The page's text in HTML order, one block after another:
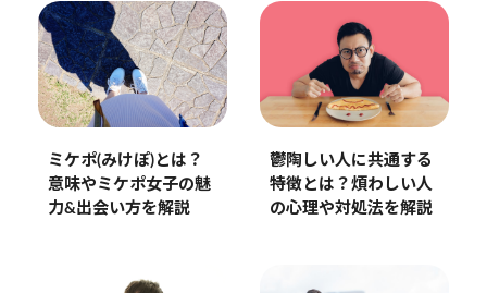
ミケポ(みけぽ)とは？
意味やミケポ女子の魅
力&出会い方を解説
鬱陶しい人に共通する
特徴とは？煩わしい人
の心理や対処法を解説